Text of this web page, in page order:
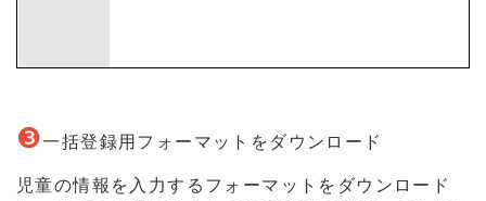
❸一括登録用フォーマットをダウンロード
児童の情報を入力するフォーマットをダウンロード